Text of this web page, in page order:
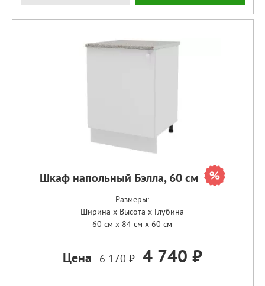
Шкаф напольный Бэлла, 60 см
Размеры:
Ширина x Высота x Глубина
60 см x 84 см x 60 см
Цена 6 170 ₽ 4 740 ₽